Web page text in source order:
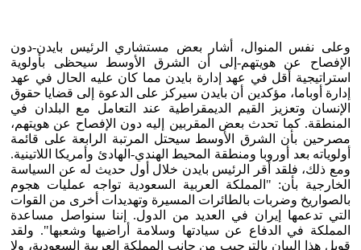
وعلى نفس المنوال، أشار بعض مستشاري الرئيس بايدن-دون
الإفصاح عن هويتهم-إلى أن الشرق الأوسط سيحظى بأولوية
استراتيجية أقل في عهد إدارة بايدن مما كان عليه الحال في عهد
إدارة أوباما، مؤكدين أن بايدن سيركز على الدعوة إلى قضايا حقوق
الإنسان وتعزيز القيم الديمقراطية عند التعامل مع البلدان في
المنطقة. كما تحدث بعض المقربين إليه دون الإفصاح عن هويتهم،
مصرحين بأن الشرق الأوسط سيحتل المرتبة الرابعة على قائمة
أولوياته بعد أوروبا ومنطقة المحيط الهندي-الهادئ وأمريكا اللاتينية.
ومع ذلك، فلقد أقر الرئيس بايدن خلال أول حديث له عن السياسة
الخارجية بأن: "المملكة العربية السعودية تواجه عمليات هجوم
بالصواريخ وضربات بالطائرات المسيرة وتهديدات أخرى من القوات
التي تدعمها إيران في العديد من الدول. إننا سنواصل مساعدة
المملكة في الدفاع عن سيادتها وسلامة أراضيها وشعبها". ولقد
قوبل هذا البيان بالترحيب من جانب المملكة العربية السعودية، ولا